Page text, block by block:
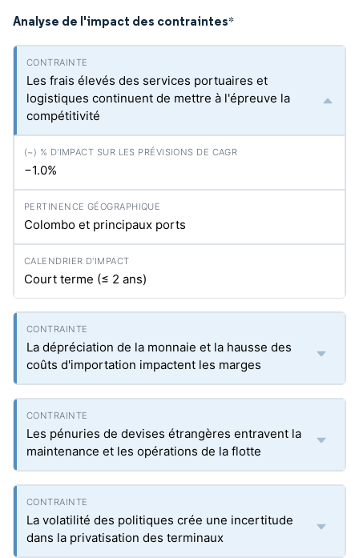
Analyse de l'impact des contraintes*
Les frais élevés des services portuaires et
logistiques continuent de mettre à l'épreuve la
compétitivité
−1.0%
Colombo et principaux ports
Court terme (≤ 2 ans)
La dépréciation de la monnaie et la hausse des
coûts d'importation impactent les marges
Les pénuries de devises étrangères entravent la
maintenance et les opérations de la flotte
La volatilité des politiques crée une incertitude
dans la privatisation des terminaux